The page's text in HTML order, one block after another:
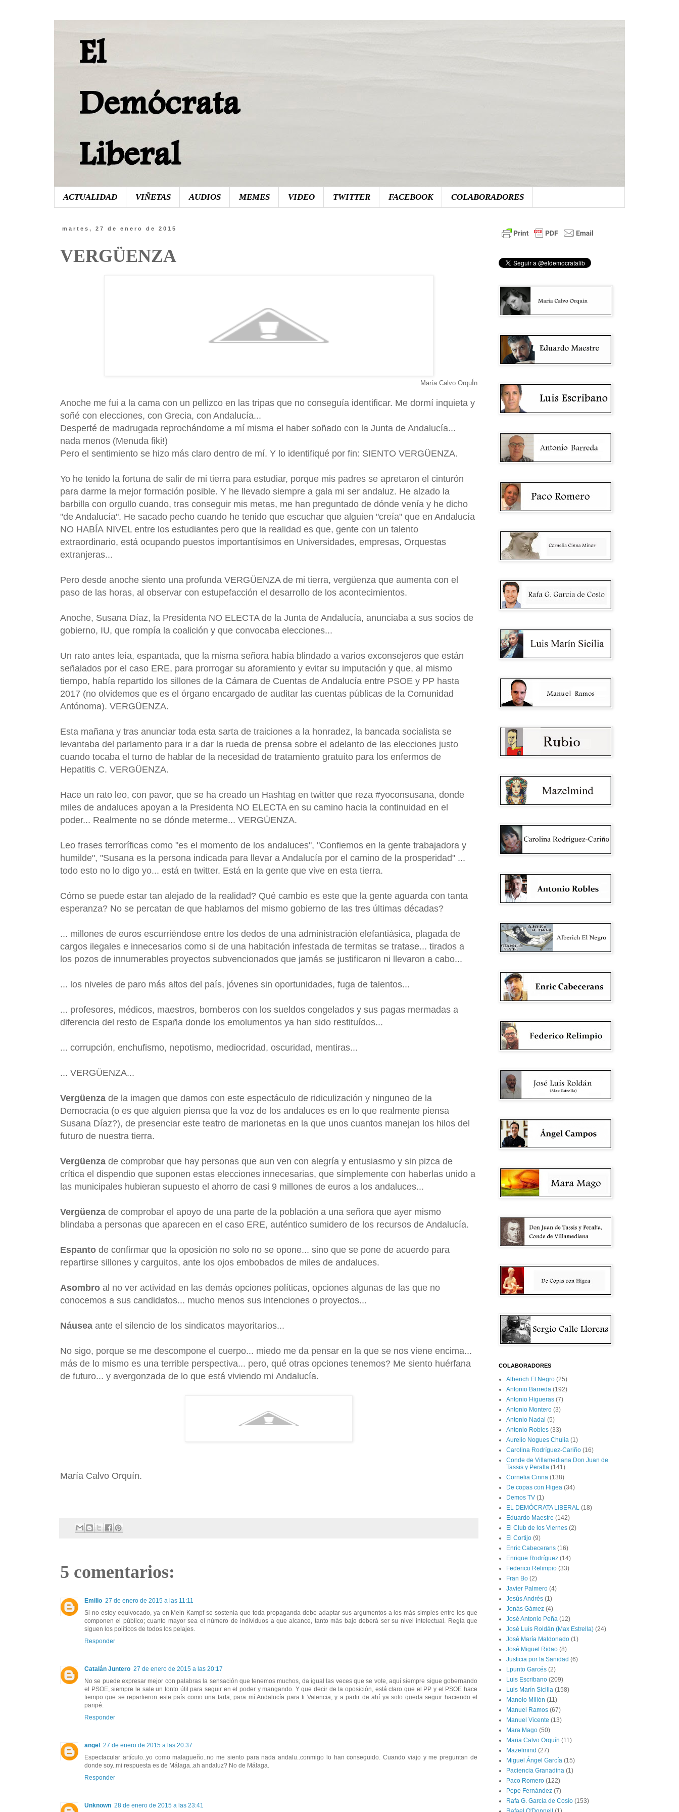
ACTUALIDAD VIÑETAS AUDIOS MEMES VIDEO TWITTER FACEBOOK COLABORADORES
martes, 27 de enero de 2015
VERGÜENZA
María Calvo OrquÍn
Anoche me fui a la cama con un pellizco en las tripas que no conseguía identificar. Me dormí inquieta y
soñé con elecciones, con Grecia, con Andalucía...
Desperté de madrugada reprochándome a mí misma el haber soñado con la Junta de Andalucía...
nada menos (Menuda fiki!)
Pero el sentimiento se hizo más claro dentro de mí. Y lo identifiqué por fin: SIENTO VERGÜENZA.
Yo he tenido la fortuna de salir de mi tierra para estudiar, porque mis padres se apretaron el cinturón
para darme la mejor formación posible. Y he llevado siempre a gala mi ser andaluz. He alzado la
barbilla con orgullo cuando, tras conseguir mis metas, me han preguntado de dónde venía y he dicho
"de Andalucía". He sacado pecho cuando he tenido que escuchar que alguien "creía" que en Andalucía
NO HABÍA NIVEL entre los estudiantes pero que la realidad es que, gente con un talento
extraordinario, está ocupando puestos importantísimos en Universidades, empresas, Orquestas
extranjeras...
Pero desde anoche siento una profunda VERGÜENZA de mi tierra, vergüenza que aumenta con el
paso de las horas, al observar con estupefacción el desarrollo de los acontecimientos.
Anoche, Susana Díaz, la Presidenta NO ELECTA de la Junta de Andalucía, anunciaba a sus socios de
gobierno, IU, que rompía la coalición y que convocaba elecciones...
Un rato antes leía, espantada, que la misma señora había blindado a varios exconsejeros que están
señalados por el caso ERE, para prorrogar su aforamiento y evitar su imputación y que, al mismo
tiempo, había repartido los sillones de la Cámara de Cuentas de Andalucía entre PSOE y PP hasta
2017 (no olvidemos que es el órgano encargado de auditar las cuentas públicas de la Comunidad
Antónoma). VERGÜENZA.
Esta mañana y tras anunciar toda esta sarta de traiciones a la honradez, la bancada socialista se
levantaba del parlamento para ir a dar la rueda de prensa sobre el adelanto de las elecciones justo
cuando tocaba el turno de hablar de la necesidad de tratamiento gratuíto para los enfermos de
Hepatitis C. VERGÜENZA.
Hace un rato leo, con pavor, que se ha creado un Hashtag en twitter que reza #yoconsusana, donde
miles de andaluces apoyan a la Presidenta NO ELECTA en su camino hacia la continuidad en el
poder... Realmente no se dónde meterme... VERGÜENZA.
Leo frases terroríficas como "es el momento de los andaluces", "Confiemos en la gente trabajadora y
humilde", "Susana es la persona indicada para llevar a Andalucía por el camino de la prosperidad" ...
todo esto no lo digo yo... está en twitter. Está en la gente que vive en esta tierra.
Cómo se puede estar tan alejado de la realidad? Qué cambio es este que la gente aguarda con tanta
esperanza? No se percatan de que hablamos del mismo gobierno de las tres últimas décadas?
... millones de euros escurriéndose entre los dedos de una administración elefantiásica, plagada de
cargos ilegales e innecesarios como si de una habitación infestada de termitas se tratase... tirados a
los pozos de innumerables proyectos subvencionados que jamás se justificaron ni llevaron a cabo...
... los niveles de paro más altos del país, jóvenes sin oportunidades, fuga de talentos...
... profesores, médicos, maestros, bomberos con los sueldos congelados y sus pagas mermadas a
diferencia del resto de España donde los emolumentos ya han sido restituídos...
... corrupción, enchufismo, nepotismo, mediocridad, oscuridad, mentiras...
... VERGÜENZA...
Vergüenza de la imagen que damos con este espectáculo de ridiculización y ninguneo de la
Democracia (o es que alguien piensa que la voz de los andaluces es en lo que realmente piensa
Susana Díaz?), de presenciar este teatro de marionetas en la que unos cuantos manejan los hilos del
futuro de nuestra tierra.
Vergüenza de comprobar que hay personas que aun ven con alegría y entusiasmo y sin pizca de
crítica el dispendio que suponen estas elecciones innecesarias, que símplemente con haberlas unido a
las municipales hubieran supuesto el ahorro de casi 9 millones de euros a los andaluces...
Vergüenza de comprobar el apoyo de una parte de la población a una señora que ayer mismo
blindaba a personas que aparecen en el caso ERE, auténtico sumidero de los recursos de Andalucía.
Espanto de confirmar que la oposición no solo no se opone... sino que se pone de acuerdo para
repartirse sillones y carguitos, ante los ojos embobados de miles de andaluces.
Asombro al no ver actividad en las demás opciones políticas, opciones algunas de las que no
conocemos a sus candidatos... mucho menos sus intenciones o proyectos...
Náusea ante el silencio de los sindicatos mayoritarios...
No sigo, porque se me descompone el cuerpo... miedo me da pensar en la que se nos viene encima...
más de lo mismo es una terrible perspectiva... pero, qué otras opciones tenemos? Me siento huérfana
de futuro... y avergonzada de lo que está viviendo mi Andalucía.
María Calvo Orquín.
5 comentarios:
Emilio 27 de enero de 2015 a las 11:11
Si no estoy equivocado, ya en Mein Kampf se sostenía que toda propaganda debe adaptar sus argumentos a los más simples entre los que
componen el público; cuanto mayor sea el número de individuos a que alcance, tanto más bajo deberá ser su nivel intelectual. Regla que
siguen los políticos de todos los pelajes.
Responder
Catalán Juntero 27 de enero de 2015 a las 20:17
No se puede expresar mejor con palabras la sensación que tenemos muchos, da igual las veces que se vote, aquí siempre sigue gobernando
el PSOE, siempre le sale un tonto útil para seguir en el poder y mangando. Y que decir de la oposición, está claro que el PP y el PSOE hace
tiempo que se repartieron este país como una tarta, para mí Andalucía para ti Valencia, y a partir de ahí ya solo queda seguir haciendo el
paripé.
Responder
angel
27 de enero de 2015 a las 20:37
Espectacular artículo..yo como malagueño..no me siento para nada andalu..conmigo lo han conseguido. Cuando viajo y me preguntan de
donde soy..mi respuesta es de Málaga..ah andaluz? No de Málaga.
Responder
Unknown 28 de enero de 2015 a las 23:41
COLABORADORES
Alberich El Negro (25)
Antonio Barreda (192)
Antonio Higueras (7)
Antonio Montero (3)
Antonio Nadal (5)
Antonio Robles (33)
Aurelio Nogues Chulia (1)
Carolina Rodríguez-Cariño (16)
Conde de Villamediana Don Juan de
Tassis y Peralta (141)
Cornelia Cinna (138)
De copas con Higea (34)
Demos TV (1)
EL DEMÓCRATA LIBERAL (18)
Eduardo Maestre (142)
El Club de los Viernes (2)
El Cortijo (9)
Enric Cabecerans (16)
Enrique Rodríguez (14)
Federico Relimpio (33)
Fran Bo (2)
Javier Palmero (4)
Jesús Andrés (1)
Jonás Gámez (4)
José Antonio Peña (12)
José Luis Roldán (Max Estrella) (24)
José María Maldonado (1)
José Miguel Ridao (8)
Justicia por la Sanidad (6)
Lpunto Garcés (2)
Luis Escribano (209)
Luis Marín Sicilia (158)
Manolo Millón (11)
Manuel Ramos (67)
Manuel Vicente (13)
Mara Mago (50)
Maria Calvo Orquín (11)
Mazelmind (27)
Miguel Ángel García (15)
Paciencia Granadina (1)
Paco Romero (122)
Pepe Fernández (7)
Rafa G. García de Cosío (153)